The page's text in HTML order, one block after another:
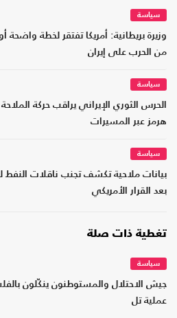
سياسة
وزيرة بريطانية: أمريكا تفتقر لخطة واضحة
من الحرب على إيران
سياسة
الحرس الثوري الإيراني يراقب حركة
هرمز عبر المسيرات
سياسة
بيانات ملاحية تكشف تجنب ناقلات
بعد القرار الأمريكي
تغطية ذات صلة
سياسة
جيش الاحتلال والمستوطنون ينكّلون
عملية تل